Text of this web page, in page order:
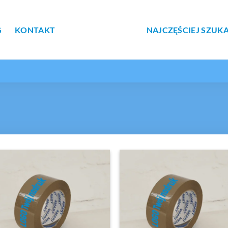
KONTAKT NAJCZĘŚCIEJ